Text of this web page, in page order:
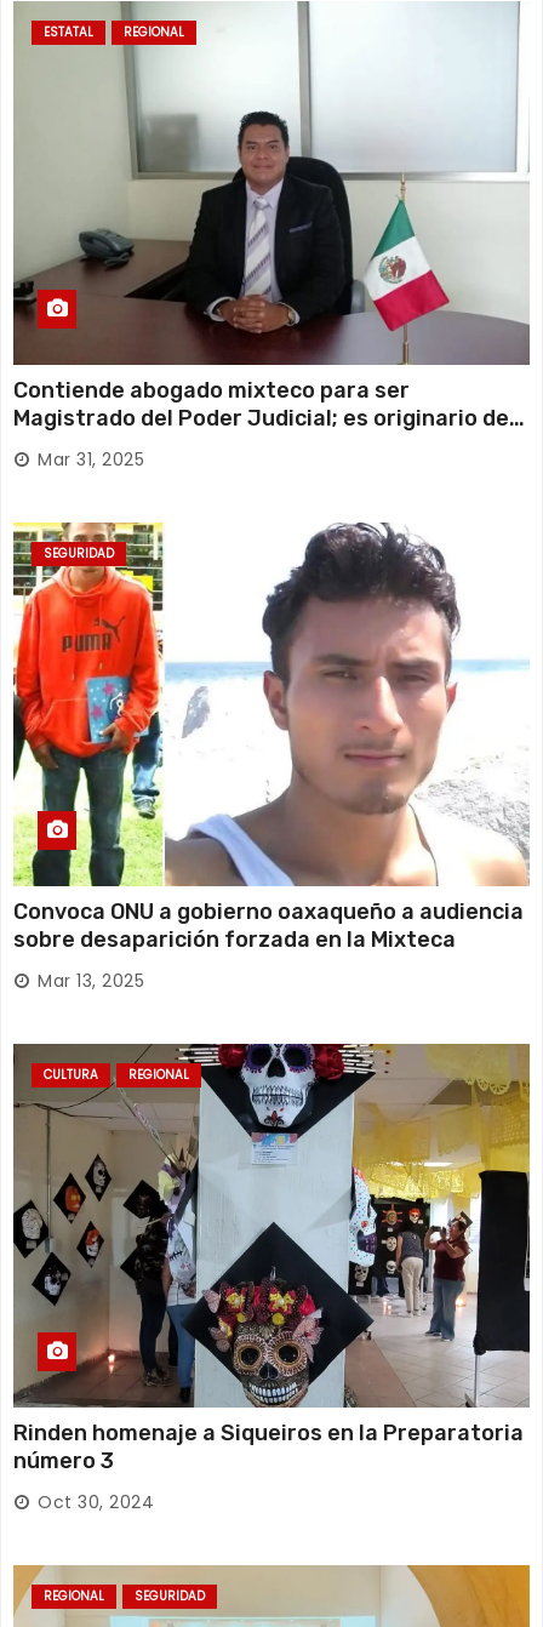
ESTATAL REGIONAL
Contiende abogado mixteco para ser
Magistrado del Poder Judicial; es originario de
Huajuapan de León
Mar 31, 2025
SEGURIDAD
Convoca ONU a gobierno oaxaqueño a audiencia
sobre desaparición forzada en la Mixteca
Mar 13, 2025
CULTURA REGIONAL
Rinden homenaje a Siqueiros en la Preparatoria
número 3
Oct 30, 2024
REGIONAL SEGURIDAD